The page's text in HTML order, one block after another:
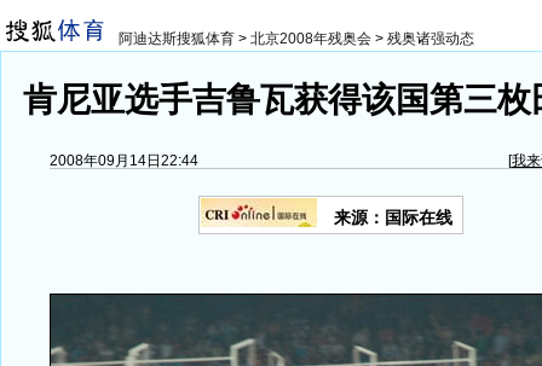
阿迪达斯搜狐体育 > 北京2008年残奥会 > 残奥诸强动态
肯尼亚选手吉鲁瓦获得该国第三枚
2008年09月14日22:44 [我
来源：国际在线